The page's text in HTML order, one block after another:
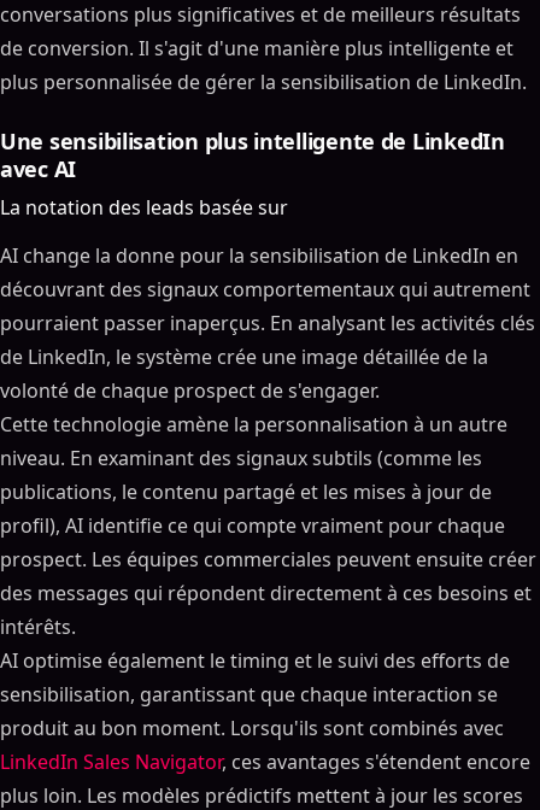
conversations plus significatives et de meilleurs résultats
de conversion. Il s'agit d'une manière plus intelligente et
plus personnalisée de gérer la sensibilisation de LinkedIn.
Une sensibilisation plus intelligente de LinkedIn
avec AI
La notation des leads basée sur
AI change la donne pour la sensibilisation de LinkedIn en
découvrant des signaux comportementaux qui autrement
pourraient passer inaperçus. En analysant les activités clés
de LinkedIn, le système crée une image détaillée de la
volonté de chaque prospect de s'engager.
Cette technologie amène la personnalisation à un autre
niveau. En examinant des signaux subtils (comme les
publications, le contenu partagé et les mises à jour de
profil), AI identifie ce qui compte vraiment pour chaque
prospect. Les équipes commerciales peuvent ensuite créer
des messages qui répondent directement à ces besoins et
intérêts.
AI optimise également le timing et le suivi des efforts de
sensibilisation, garantissant que chaque interaction se
produit au bon moment. Lorsqu'ils sont combinés avec
LinkedIn Sales Navigator, ces avantages s'étendent encore
plus loin. Les modèles prédictifs mettent à jour les scores